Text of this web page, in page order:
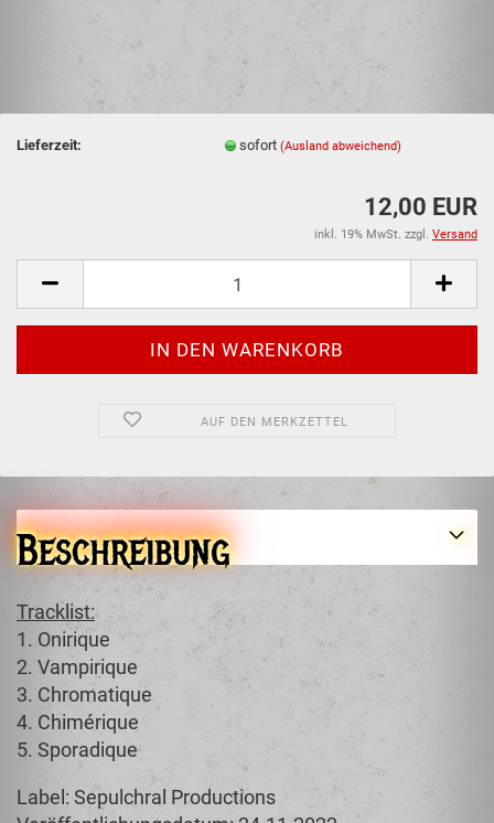
Lieferzeit: sofort(Ausland abweichend)
12,00 EUR
inkl. 19% MwSt. zzgl. Versand
AUF DEN MERKZETTEL
Beschreibung
Tracklist:
1. Onirique
2. Vampirique
3. Chromatique
4. Chimérique
5. Sporadique
Label: Sepulchral Productions